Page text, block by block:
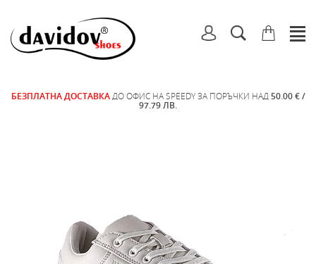
БЕЗПЛАТНА ДОСТАВКА ДО ОФИС НА SPEEDY ЗА ПОРЪЧКИ НАД 50.00 € /
97.79 ЛВ.